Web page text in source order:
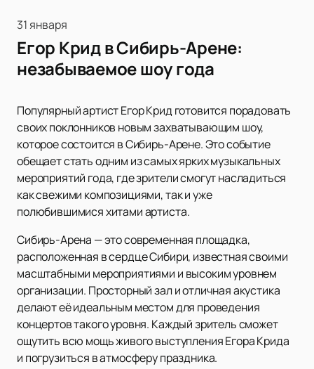
31 января
Егор Крид в Сибирь-Арене:
незабываемое шоу года
Популярный артист Егор Крид готовится порадовать
своих поклонников новым захватывающим шоу,
которое состоится в Сибирь-Арене. Это событие
обещает стать одним из самых ярких музыкальных
мероприятий года, где зрители смогут насладиться
как свежими композициями, так и уже
полюбившимися хитами артиста.
Сибирь-Арена — это современная площадка,
расположенная в сердце Сибири, известная своими
масштабными мероприятиями и высоким уровнем
организации. Просторный зал и отличная акустика
делают её идеальным местом для проведения
концертов такого уровня. Каждый зритель сможет
ощутить всю мощь живого выступления Егора Крида
и погрузиться в атмосферу праздника.